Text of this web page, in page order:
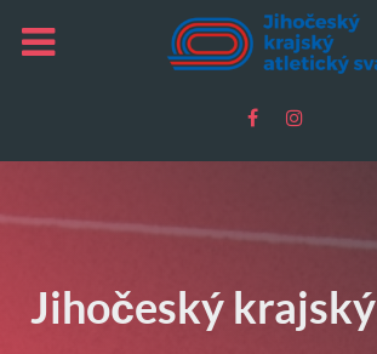
Jihočeský krajský